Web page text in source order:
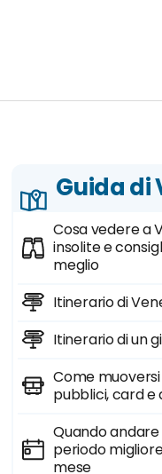
Guida di
Cosa vedere a
insolite e
meglio
Itinerario di
Itinerario di un
Come
pubblici, card
Quando andare
periodo
mese